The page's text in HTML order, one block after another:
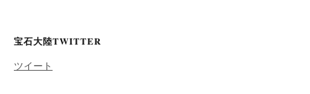
宝石大陸TWITTER
ツイート